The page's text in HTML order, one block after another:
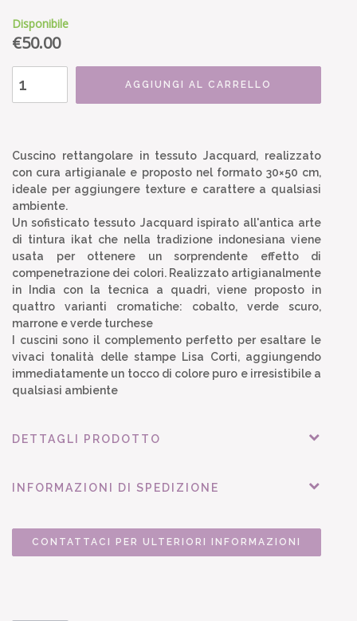
Disponibile
€50.00
AGGIUNGI AL CARRELLO
Cuscino rettangolare in tessuto Jacquard, realizzato
con cura artigianale e proposto nel formato 30×50 cm,
ideale per aggiungere texture e carattere a qualsiasi
ambiente.
Un sofisticato tessuto Jacquard ispirato all'antica arte
di tintura ikat che nella tradizione indonesiana viene
usata per ottenere un sorprendente effetto di
compenetrazione dei colori. Realizzato artigianalmente
in India con la tecnica a quadri, viene proposto in
quattro varianti cromatiche: cobalto, verde scuro,
marrone e verde turchese
I cuscini sono il complemento perfetto per esaltare le
vivaci tonalità delle stampe Lisa Corti, aggiungendo
immediatamente un tocco di colore puro e irresistibile a
qualsiasi ambiente
DETTAGLI PRODOTTO
INFORMAZIONI DI SPEDIZIONE
CONTATTACI PER ULTERIORI INFORMAZIONI